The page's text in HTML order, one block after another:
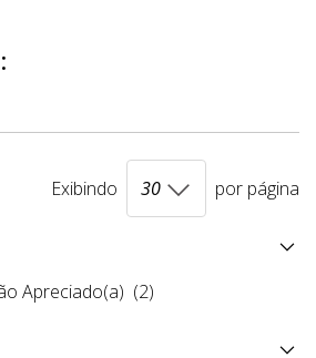
Exibindo por página
Apreciado(a) (2)